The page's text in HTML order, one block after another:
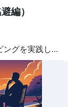
を持つことがで
ことで、自己肯
ります。 2.他者
同様に「悪」を
関係を築くのが
ん[2]。 3.ストレ
側面に焦点を当
レスが増える可
編）
前回から引き続きコーピングを実践してそこから４つに絞ったものを書いていきますが長文になってしまう為、人間関係、現実逃避、時間間隔をつかむ視覚化、人との距離を掴む＝殻にこもる（自分から距離を取る）に分けて書いていこうと思います。 よろしければ前回の記事もご覧になってください。 （注意：個人で実践し、良いと思った。考え方、実践を書いていますのであくまで参考としてご覧ください）